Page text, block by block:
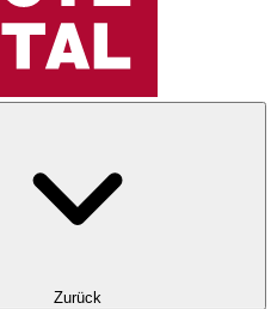
Zurück